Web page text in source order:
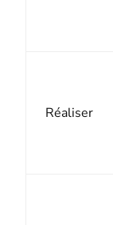
Réaliser